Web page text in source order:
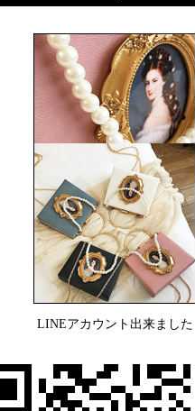
LINEアカウント出来ました